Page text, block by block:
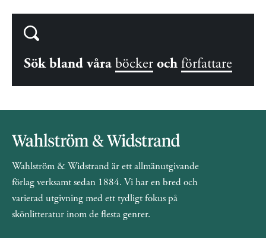
Sök bland våra böcker och författare
Wahlström & Widstrand är ett allmänutgivande
förlag verksamt sedan 1884. Vi har en bred och
varierad utgivning med ett tydligt fokus på
skönlitteratur inom de flesta genrer.